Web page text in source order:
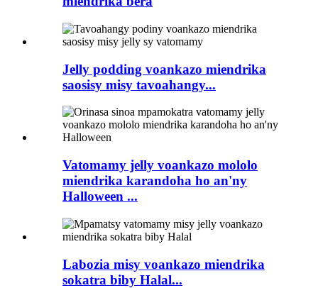
Jelly podding voankazo miendrika
saosisy misy tavoahangy...
Vatomamy jelly voankazo mololo
miendrika karandoha ho an'ny
Halloween ...
Labozia misy voankazo miendrika
sokatra biby Halal...